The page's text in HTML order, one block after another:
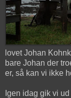
lovet Johan
bare Johan der
er, så kan vi ikke
Igen idag gik vi